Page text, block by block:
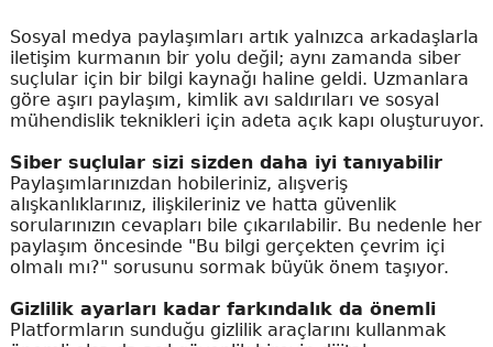
Sosyal medya paylaşımları artık yalnızca arkadaşlarla
iletişim kurmanın bir yolu değil; aynı zamanda siber
suçlular için bir bilgi kaynağı haline geldi. Uzmanlara
göre aşırı paylaşım, kimlik avı saldırıları ve sosyal
mühendislik teknikleri için adeta açık kapı oluşturuyor.
Siber suçlular sizi sizden daha iyi tanıyabilir
Paylaşımlarınızdan hobileriniz, alışveriş
alışkanlıklarınız, ilişkileriniz ve hatta güvenlik
sorularınızın cevapları bile çıkarılabilir. Bu nedenle her
paylaşım öncesinde "Bu bilgi gerçekten çevrim içi
olmalı mı?" sorusunu sormak büyük önem taşıyor.
Gizlilik ayarları kadar farkındalık da önemli
Platformların sunduğu gizlilik araçlarını kullanmak